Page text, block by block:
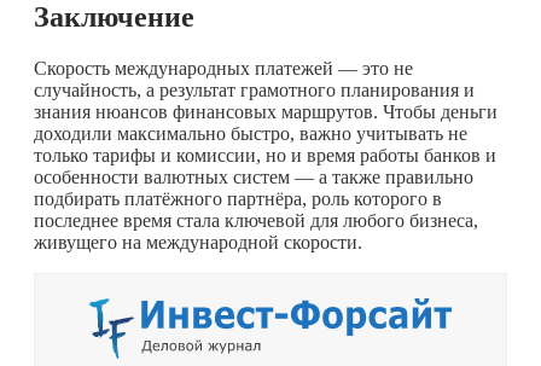
Заключение
Скорость международных платежей — это не
случайность, а результат грамотного планирования и
знания нюансов финансовых маршрутов. Чтобы деньги
доходили максимально быстро, важно учитывать не
только тарифы и комиссии, но и время работы банков и
особенности валютных систем — а также правильно
подбирать платёжного партнёра, роль которого в
последнее время стала ключевой для любого бизнеса,
живущего на международной скорости.